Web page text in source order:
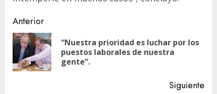
Navegación
de
entradas
Anterior
“Nuestra prioridad es luchar por los
puestos laborales de nuestra
gente”.
Siguiente